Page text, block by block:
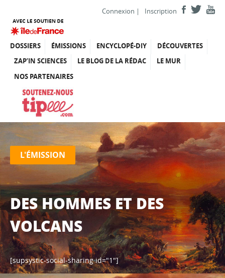
Connexion | Inscription
DOSSIERS ÉMISSIONS ENCYCLOPÉ-DIY
DÉCOUVERTES
ZAP’IN SCIENCES
LE BLOG DE LA RÉDAC
LE MUR
NOS PARTENAIRES
L'ÉMISSION
DES HOMMES ET DES
VOLCANS
[supsystic-social-sharing id="1"]